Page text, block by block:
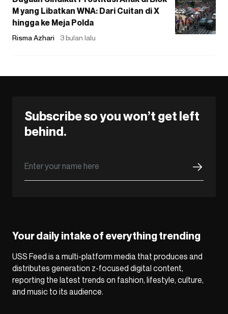
M yang Libatkan WNA: Dari Cuitan di X
hingga ke Meja Polda
Risma Azhari 3 bulan lalu
Subscribe so you won’t get left
behind.
Your daily intake of everything trending
USS Feed is a multi-platform media that produces and
distributes generation z-focused digital content,
reporting the latest trends on fashion, lifestyle, culture,
and music to its audience.